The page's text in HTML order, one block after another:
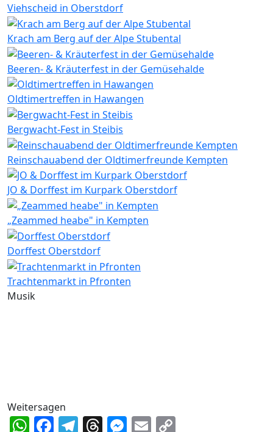
Viehscheid in Oberstdorf
Krach am Berg auf der Alpe Stubental
Beeren- & Kräuterfest in der Gemüsehalde
Oldtimertreffen in Hawangen
Bergwacht-Fest in Steibis
Reinschauabend der Oldtimerfreunde Kempten
JO & Dorffest im Kurpark Oberstdorf
„Zeammed heabe" in Kempten
Dorffest Oberstdorf
Trachtenmarkt in Pfronten
Musik
Weitersagen
WhatsApp
Facebook
Telegram
Threads
Messenger
Email